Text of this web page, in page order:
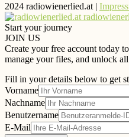
2024 radiowienerlied.at |
Start your journey
JOIN US
Create your free account today
manage your files, and unlock all
Fill in your details below to get
Vorname
Nachname
Benutzername
E-Mail